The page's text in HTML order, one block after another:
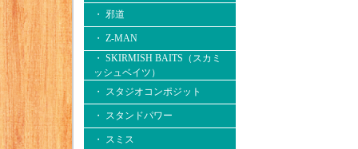
・ 邪道
・ Z-MAN
・ SKIRMISH BAITS（スカミ
ッシュベイツ）
・ スタジオコンポジット
・ スタンドパワー
・ スミス